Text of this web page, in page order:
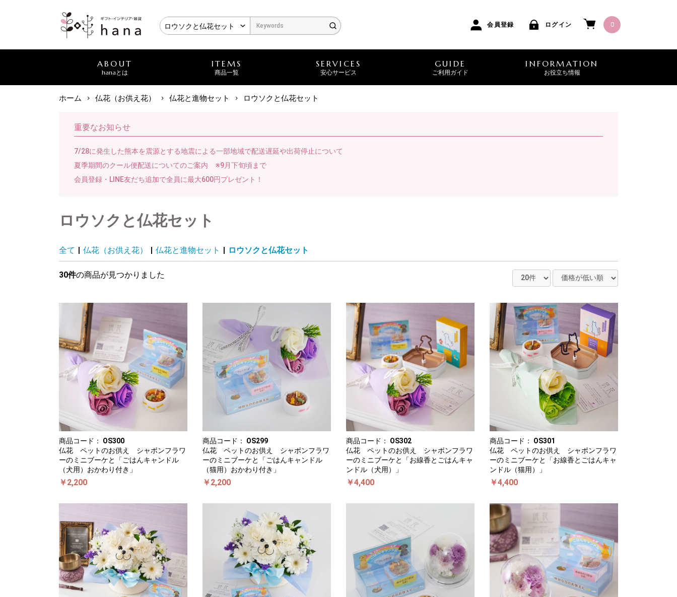
会員登録 ログイン 0
ABOUT
hanaとは
ITEMS
商品一覧
SERVICES
安心サービス
GUIDE
ご利用ガイド
INFORMATION
お役立ち情報
ホーム 仏花（お供え花） 仏花と進物セット ロウソクと仏花セット
重要なお知らせ
7/28に発生した熊本を震源とする地震による一部地域で配送遅延や出荷停止について
夏季期間のクール便配送についてのご案内 ※9月下旬頃まで
会員登録・LINE友だち追加で全員に最大600円プレゼント！
ロウソクと仏花セット
全て | 仏花（お供え花） | 仏花と進物セット | ロウソクと仏花セット
30件の商品が見つかりました
商品コード： OS300
仏花 ペットのお供え シャボンフラワ
ーのミニブーケと「ごはんキャンドル
（犬用）おかわり付き」
￥2,200
商品コード： OS299
仏花 ペットのお供え シャボンフラワ
ーのミニブーケと「ごはんキャンドル
（猫用）おかわり付き」
￥2,200
商品コード： OS302
仏花 ペットのお供え シャボンフラワ
ーのミニブーケと「お線香とごはんキャ
ンドル（犬用）」
￥4,400
商品コード： OS301
仏花 ペットのお供え シャボンフラワ
ーのミニブーケと「お線香とごはんキャ
ンドル（猫用）」
￥4,400